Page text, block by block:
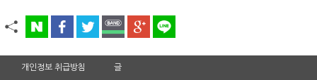
개인정보 취급방침 글